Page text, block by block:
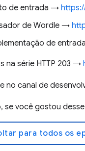
de entrada →
de Wordle →
de
na série HTTP 203 →
no canal de
se você gostou
para todos os